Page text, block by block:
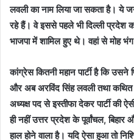
लवली का नाम लिया जा सकता है। ये
रहे हैं। वे इससे पहले भी दिल्ली प्रदेश
भाजपा में शामिल हुए थे। वहां से मोह
कांग्रेस कितनी महान पार्टी है कि उसने
और अब अरविंद सिंह लवली तथा कथित
अध्यक्ष पद से इस्तीफा देकर पार्टी
ही नहीं उत्तर प्रदेश के पूर्वांचल,
हाल होने वाला है। यदि ऐसा हुआ तो